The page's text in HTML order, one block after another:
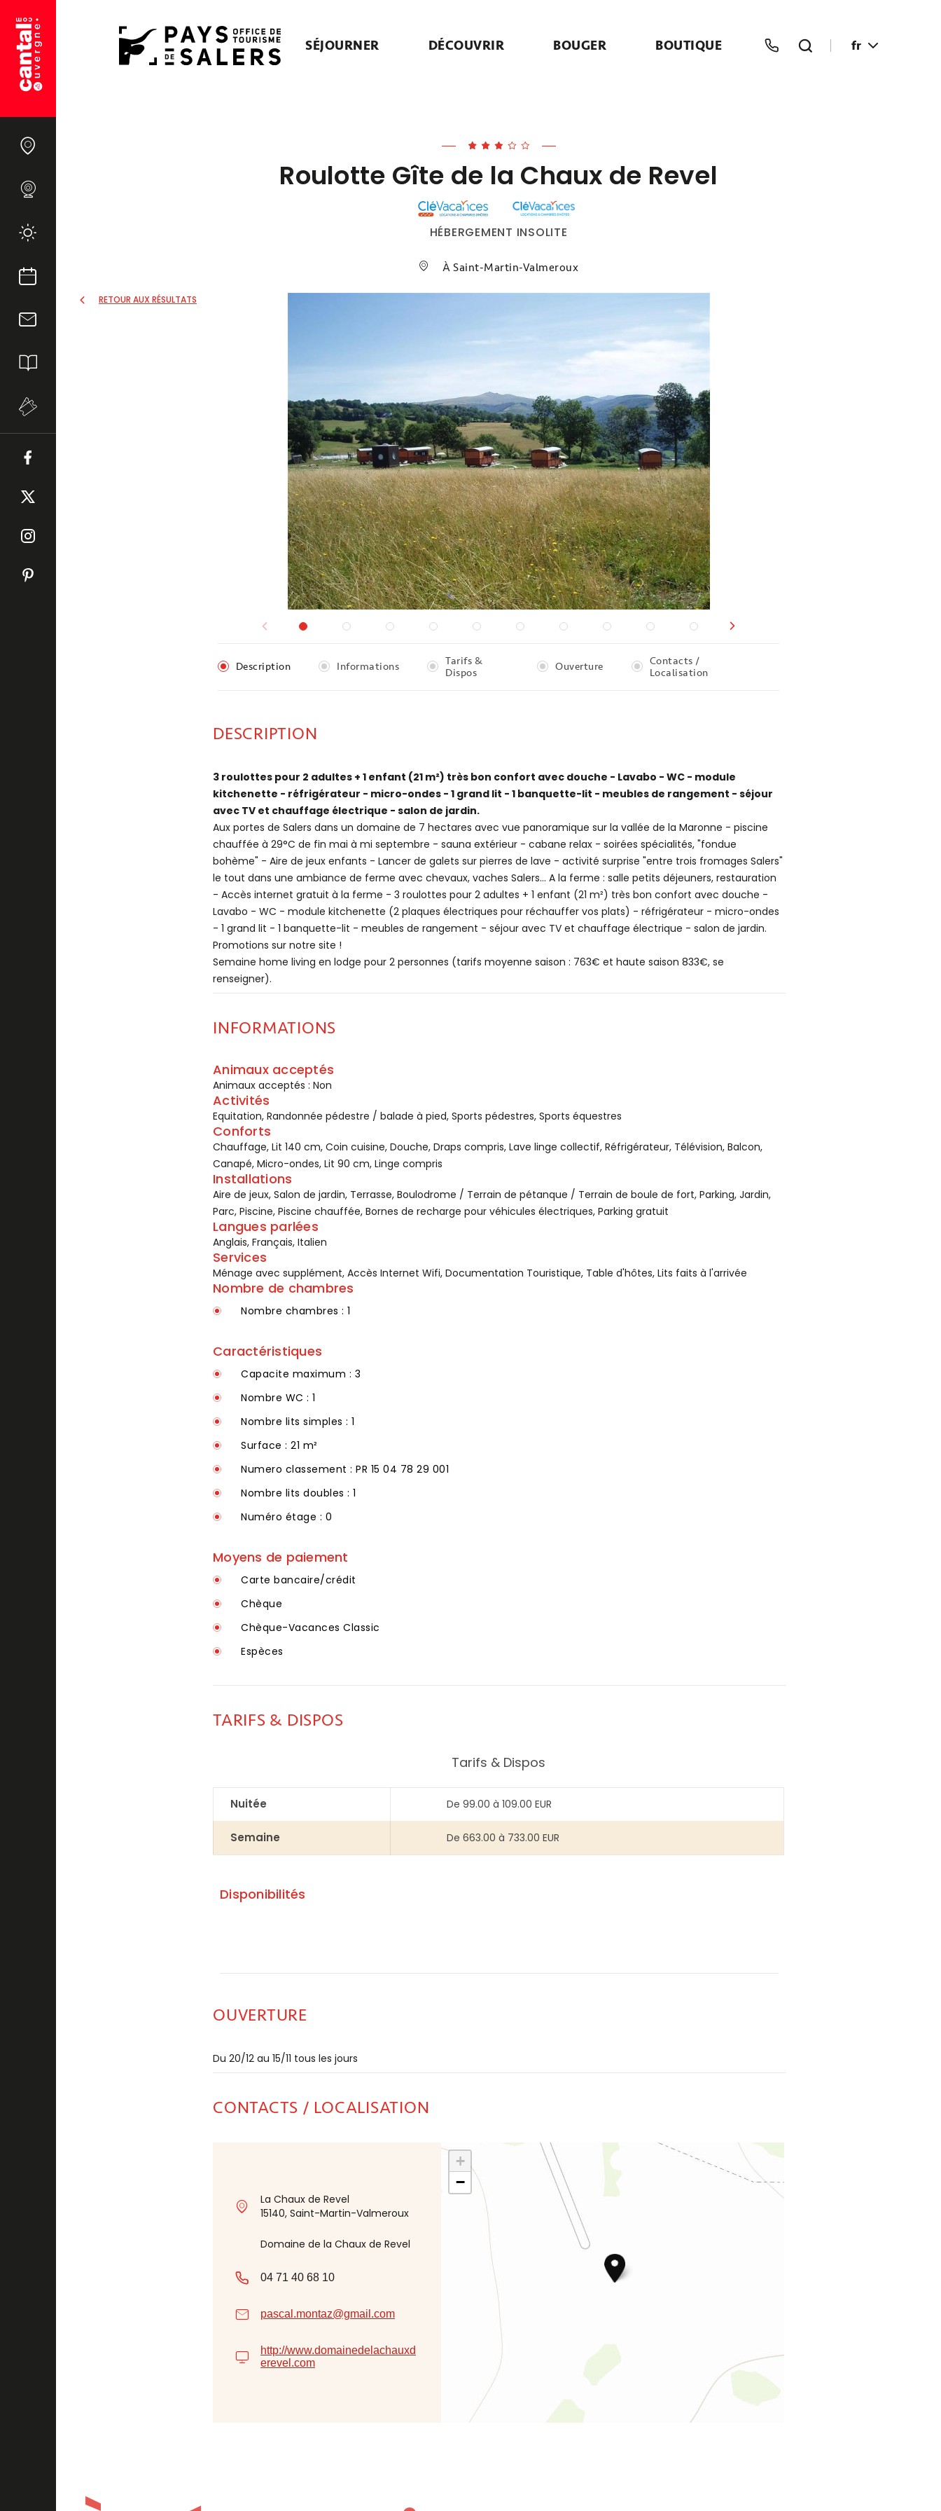
SÉJOURNER DÉCOUVRIR BOUGER BOUTIQUE fr
Roulotte Gîte de la Chaux de Revel
HÉBERGEMENT INSOLITE
À Saint-Martin-Valmeroux
RETOUR AUX RÉSULTATS
Description Informations
Tarifs &
Dispos
Ouverture
Contacts /
Localisation
DESCRIPTION
3 roulottes pour 2 adultes + 1 enfant (21 m²) très bon confort avec douche - Lavabo - WC - module
kitchenette - réfrigérateur - micro-ondes - 1 grand lit - 1 banquette-lit - meubles de rangement - séjour
avec TV et chauffage électrique - salon de jardin.
Aux portes de Salers dans un domaine de 7 hectares avec vue panoramique sur la vallée de la Maronne - piscine
chauffée à 29°C de fin mai à mi septembre - sauna extérieur - cabane relax - soirées spécialités, "fondue
bohème" - Aire de jeux enfants - Lancer de galets sur pierres de lave - activité surprise "entre trois fromages Salers"
le tout dans une ambiance de ferme avec chevaux, vaches Salers... A la ferme : salle petits déjeuners, restauration
- Accès internet gratuit à la ferme - 3 roulottes pour 2 adultes + 1 enfant (21 m²) très bon confort avec douche -
Lavabo - WC - module kitchenette (2 plaques électriques pour réchauffer vos plats) - réfrigérateur - micro-ondes
- 1 grand lit - 1 banquette-lit - meubles de rangement - séjour avec TV et chauffage électrique - salon de jardin.
Promotions sur notre site !
Semaine home living en lodge pour 2 personnes (tarifs moyenne saison : 763€ et haute saison 833€, se
renseigner).
INFORMATIONS
Animaux acceptés
Animaux acceptés : Non
Activités
Equitation, Randonnée pédestre / balade à pied, Sports pédestres, Sports équestres
Conforts
Chauffage, Lit 140 cm, Coin cuisine, Douche, Draps compris, Lave linge collectif, Réfrigérateur, Télévision, Balcon,
Canapé, Micro-ondes, Lit 90 cm, Linge compris
Installations
Aire de jeux, Salon de jardin, Terrasse, Boulodrome / Terrain de pétanque / Terrain de boule de fort, Parking, Jardin,
Parc, Piscine, Piscine chauffée, Bornes de recharge pour véhicules électriques, Parking gratuit
Langues parlées
Anglais, Français, Italien
Services
Ménage avec supplément, Accès Internet Wifi, Documentation Touristique, Table d'hôtes, Lits faits à l'arrivée
Nombre de chambres
Nombre chambres : 1
Caractéristiques
Capacite maximum : 3
Nombre WC : 1
Nombre lits simples : 1
Surface : 21 m²
Numero classement : PR 15 04 78 29 001
Nombre lits doubles : 1
Numéro étage : 0
Moyens de paiement
Carte bancaire/crédit
Chèque
Chèque-Vacances Classic
Espèces
TARIFS & DISPOS
Tarifs & Dispos
Nuitée De 99.00 à 109.00 EUR
Semaine De 663.00 à 733.00 EUR
Disponibilités
OUVERTURE
Du 20/12 au 15/11 tous les jours
CONTACTS / LOCALISATION
La Chaux de Revel
15140, Saint-Martin-Valmeroux
Domaine de la Chaux de Revel
04 71 40 68 10
pascal.montaz@gmail.com
http://www.domainedelachauxd
erevel.com
+
−